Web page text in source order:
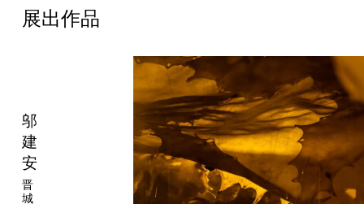
为华夏文明重要发源地的悠久历史、人文精神与古建魅力，让传统
群展“斗转星移”：苍穹之下，解开文明的宇宙观密码
参展艺术家：陈哲、成瑞娴（美国）、加布里埃尔·莱斯特（荷
兰）、聂士昌、石至莹、童昆鸟、王凝慧（美国）、解群、叶梓
颐、赵潇潇，以及空间设计师阎洲
“斗转星移”以中华文明的宇宙观演进为核心，通过“苍穹”“天机”“厚
土”三个章节，从神话原型到当代实践，层层拆解古人对宇宙的认
知逻辑，呈现“天人合一”的文明发展脉络。此次展览不仅是对晋城
展出作品
邬
建
安
晋
城